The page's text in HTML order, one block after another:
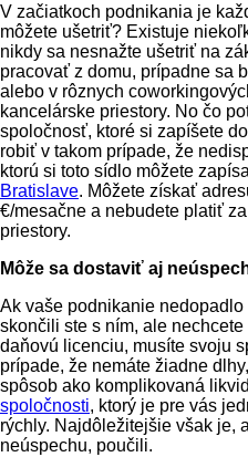
V začiatkoch podnikania je
môžete ušetriť? Existuje
nikdy sa nesnažte ušetriť na
pracovať z domu, prípadne sa
alebo v rôznych
kancelárske priestory. No čo
spoločnosť, ktoré si zapíšete
robiť v takom prípade, že
ktorú si toto sídlo môžete
Bratislave. Môžete získať
€/mesačne a nebudete platiť
priestory.
Môže sa dostaviť aj
Ak vaše podnikanie
skončili ste s ním, ale
daňovú licenciu, musíte svoju
prípade, že nemáte žiadne
spôsob ako komplikovaná
spoločnosti, ktorý je pre vás
rýchly. Najdôležitejšie však je,
neúspechu, poučili.